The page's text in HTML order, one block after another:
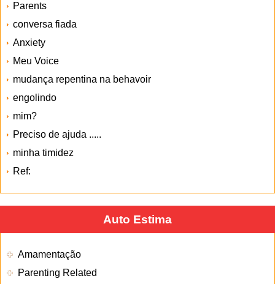
Parents
conversa fiada
Anxiety
Meu Voice
mudança repentina na behavoir
engolindo
mim?
Preciso de ajuda .....
minha timidez
Ref:
Auto Estima
Amamentação
Parenting Related